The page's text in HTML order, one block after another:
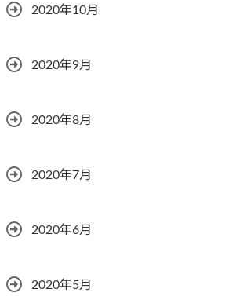
2020年10月
2020年9月
2020年8月
2020年7月
2020年6月
2020年5月